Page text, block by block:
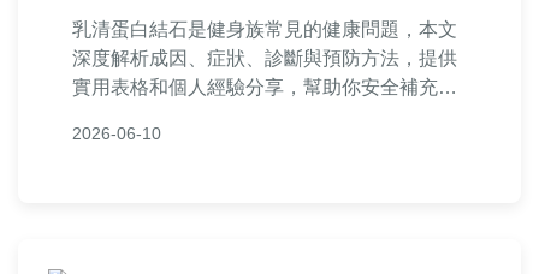
乳清蛋白結石是健身族常見的健康問題，本文
深度解析成因、症狀、診斷與預防方法，提供
實用表格和個人經驗分享，幫助你安全補充蛋
療建議和常見問答，適合所有關心健康的人閱
2026-06-10